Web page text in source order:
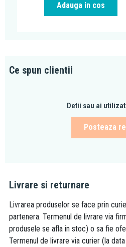
Adauga in cos
Ce spun clientii
Detii sau ai
Posteaza
Livrare si returnare
Livrarea produselor se face prin
partenera. Termenul de livrare via
produsele se afla in stoc) o sa fie
Termenul de livrare via curier (la